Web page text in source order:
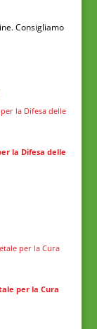
Consigliamo
la Difesa delle
per la Cura